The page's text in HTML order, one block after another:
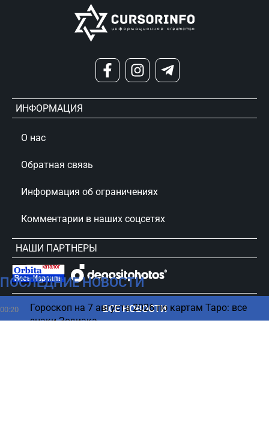
ПОСЛЕДНИЕ НОВОСТИ
00:20
Гороскоп на 7 августа 2026 по картам Таро: все
знаки Зодиака
ВСЕ НОВОСТИ
ИНФОРМАЦИЯ
О нас
Обратная связь
Информация об ограничениях
Комментарии в наших соцсетях
НАШИ ПАРТНЕРЫ
сursorinfo.co.il © Все права защищены